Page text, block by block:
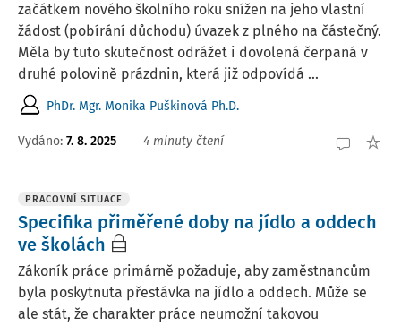
začátkem nového školního roku snížen na jeho vlastní
žádost (pobírání důchodu) úvazek z plného na částečný.
Měla by tuto skutečnost odrážet i dovolená čerpaná v
druhé polovině prázdnin, která již odpovídá ...
PhDr. Mgr. Monika Puškinová Ph.D.
Vydáno: 7. 8. 2025 4 minuty čtení
PRACOVNÍ SITUACE
Specifika přiměřené doby na jídlo a oddech
ve školách
Zákoník práce primárně požaduje, aby zaměstnancům
byla poskytnuta přestávka na jídlo a oddech. Může se
ale stát, že charakter práce neumožní takovou